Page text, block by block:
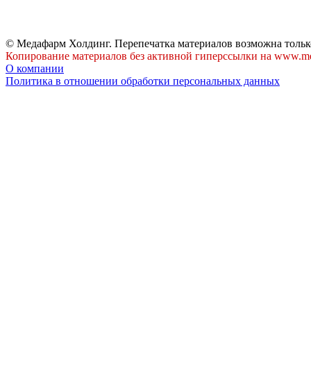
© Медафарм Холдинг. Перепечатка материалов возможна
Копирование материалов без активной гиперссылки на
О компании
Политика в отношении обработки персональных данных